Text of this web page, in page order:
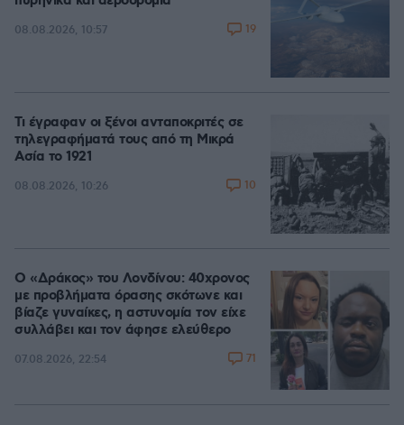
08.08.2026, 10:57 19
Τι έγραφαν οι ξένοι ανταποκριτές σε
τηλεγραφήματά τους από τη Μικρά
Ασία το 1921
08.08.2026, 10:26 10
Ο «Δράκος» του Λονδίνου: 40χρονος
με προβλήματα όρασης σκότωνε και
βίαζε γυναίκες, η αστυνομία τον είχε
συλλάβει και τον άφησε ελεύθερο
07.08.2026, 22:54 71